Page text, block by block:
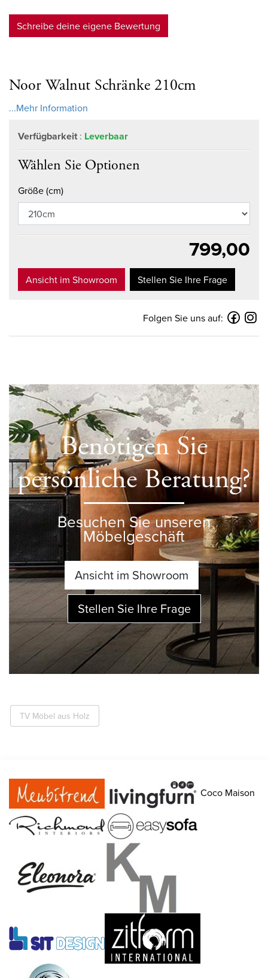
Schreibe deine eigene Bewertung
Noor Walnut Schränke 210cm
...Mehr Information
Verfügbarkeit : Leverbaar
Wählen Sie Optionen
Größe (cm)
799,00
Ansicht im Showroom Stellen Sie Ihre Frage
Folgen Sie uns auf:
Benötigen Sie
persönliche Beratung?
Besuchen Sie unseren
Möbelgeschäft
Ansicht im Showroom
Stellen Sie Ihre Frage
TV Möbel aus Holz
Coco Maison